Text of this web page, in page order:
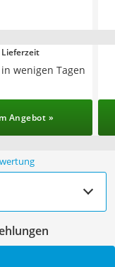
Lieferzeit
wenigen Tagen
Angebot »